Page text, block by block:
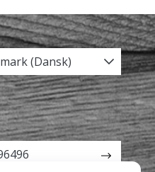
(Dansk)